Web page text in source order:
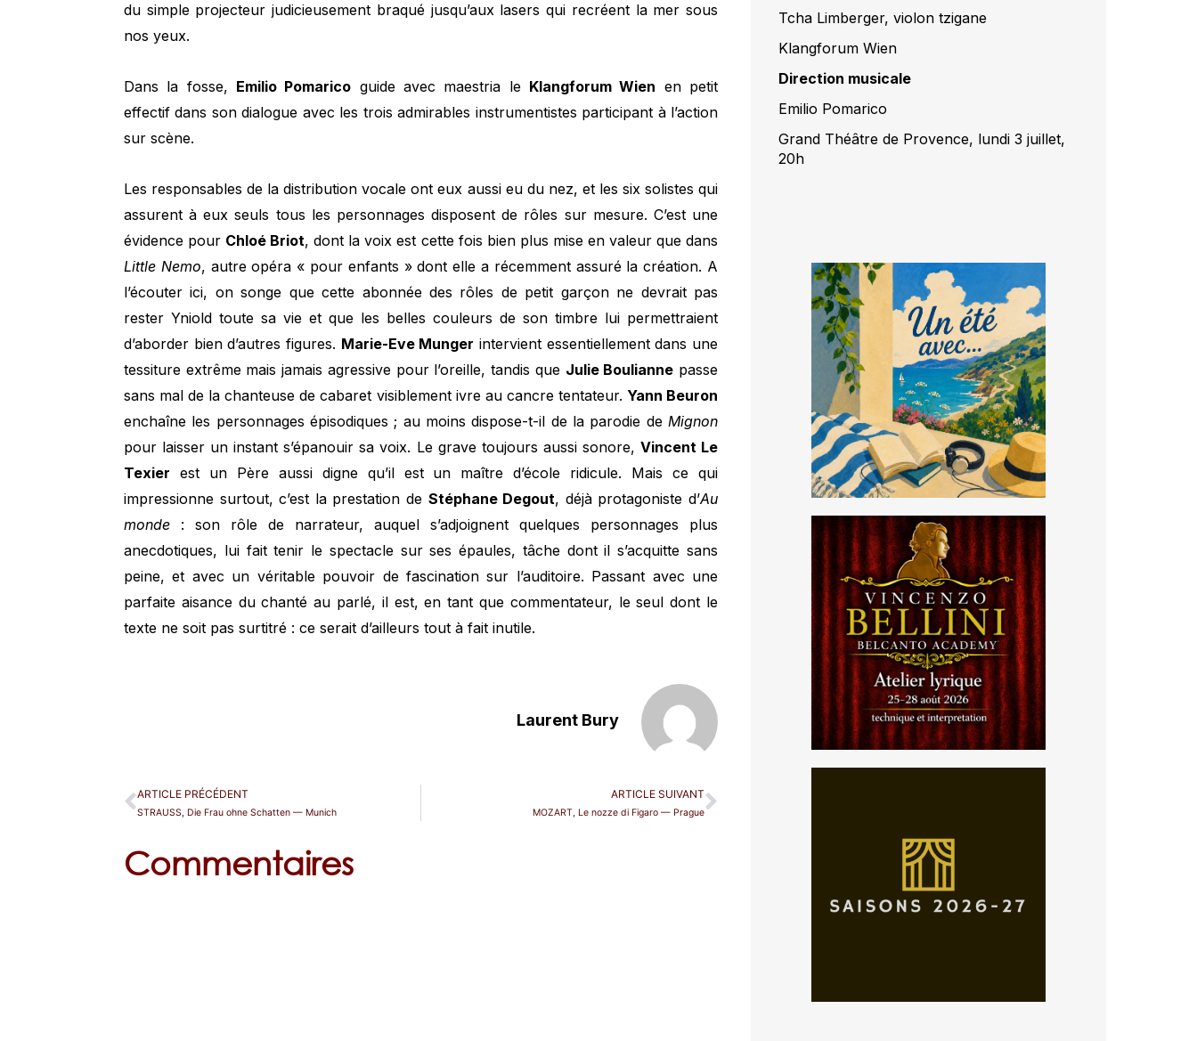
du simple projecteur judicieusement braqué jusqu’aux lasers qui recréent la mer sous
nos yeux.
Dans la fosse, Emilio Pomarico guide avec maestria le Klangforum Wien en petit
effectif dans son dialogue avec les trois admirables instrumentistes participant à l’action
sur scène.
Les responsables de la distribution vocale ont eux aussi eu du nez, et les six solistes qui
assurent à eux seuls tous les personnages disposent de rôles sur mesure. C’est une
évidence pour Chloé Briot, dont la voix est cette fois bien plus mise en valeur que dans
Little Nemo, autre opéra « pour enfants » dont elle a récemment assuré la création. A
l’écouter ici, on songe que cette abonnée des rôles de petit garçon ne devrait pas
rester Yniold toute sa vie et que les belles couleurs de son timbre lui permettraient
d’aborder bien d’autres figures. Marie-Eve Munger intervient essentiellement dans une
tessiture extrême mais jamais agressive pour l’oreille, tandis que Julie Boulianne passe
sans mal de la chanteuse de cabaret visiblement ivre au cancre tentateur. Yann Beuron
enchaîne les personnages épisodiques ; au moins dispose-t-il de la parodie de Mignon
pour laisser un instant s’épanouir sa voix. Le grave toujours aussi sonore, Vincent Le
Texier est un Père aussi digne qu’il est un maître d’école ridicule. Mais ce qui
impressionne surtout, c’est la prestation de Stéphane Degout, déjà protagoniste d’Au
monde : son rôle de narrateur, auquel s’adjoignent quelques personnages plus
anecdotiques, lui fait tenir le spectacle sur ses épaules, tâche dont il s’acquitte sans
peine, et avec un véritable pouvoir de fascination sur l’auditoire. Passant avec une
parfaite aisance du chanté au parlé, il est, en tant que commentateur, le seul dont le
texte ne soit pas surtitré : ce serait d’ailleurs tout à fait inutile.
Laurent Bury
ARTICLE PRÉCÉDENT
STRAUSS, Die Frau ohne Schatten — Munich
ARTICLE SUIVANT
MOZART, Le nozze di Figaro — Prague
Commentaires
Tcha Limberger, violon tzigane
Klangforum Wien
Direction musicale
Emilio Pomarico
Grand Théâtre de Provence, lundi 3 juillet,
20h